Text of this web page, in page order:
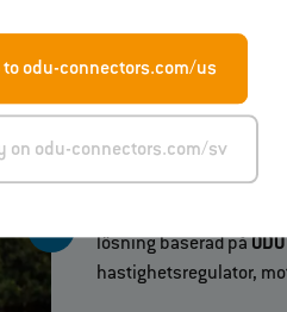
to odu-connectors.com/us
on odu-connectors.com/sv
Elektriska
hög strömkapacitet.
krav på tillförlitlighet
lösning baserad på
hastighetsregulator,